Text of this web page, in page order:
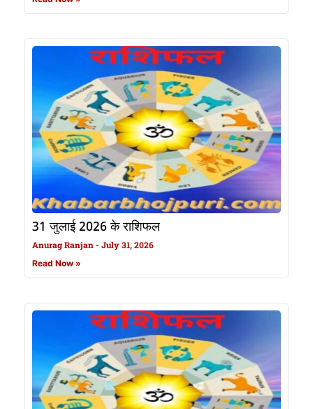
31 जुलाई 2026 के राशिफल
Anurag Ranjan July 31, 2026
Read Now »